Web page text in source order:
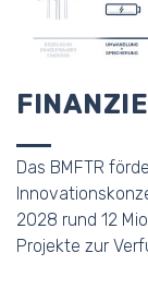
Das BMFTR
2028 rund 12
Projekte zur